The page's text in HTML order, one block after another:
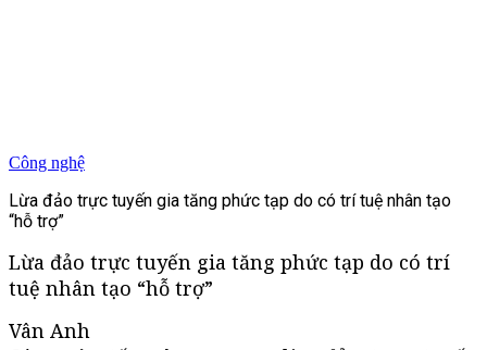
Công nghệ
Lừa đảo trực tuyến gia tăng phức tạp do có trí tuệ nhân tạo
“hỗ trợ”
Lừa đảo trực tuyến gia tăng phức tạp do có trí
tuệ nhân tạo “hỗ trợ”
Vân Anh